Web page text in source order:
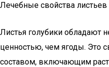
Лечебные свойства листьев
Листья голубики обладают
ценностью, чем ягоды. Это
составом, включающим